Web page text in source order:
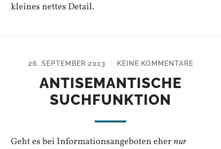
kleines nettes Detail.
26. SEPTEMBER 2013 / KEINE KOMMENTARE
ANTISEMANTISCHE
SUCHFUNKTION
Geht es bei Informationsangeboten ehernur